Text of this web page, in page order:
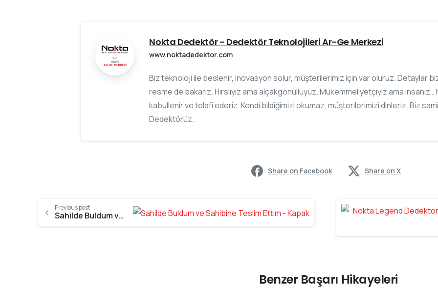
Nokta Dedektör - Dedektör Teknolojileri Ar-Ge Merkezi
www.noktadedektor.com
Biz teknoloji ile beslenir, inovasyon solur, müşterilerimiz için var oluruz. Detaylar
resme de bakarız. Hırslıyız ama alçakgönüllüyüz. Mükemmeliyetçiyiz ama insanız…
kabullenir ve telafi ederiz. Kendi bildiğimizi okumaz, müşterilerimizi dinleriz. Biz
Dedektörüz.
Share on Facebook Share on X
Previous post
Sahilde Buldum ve Sahibine Teslim Ettim
Benzer Başarı Hikayeleri